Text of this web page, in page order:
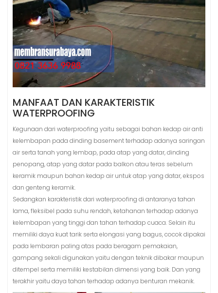
MANFAAT DAN KARAKTERISTIK
WATERPROOFING
Kegunaan dari waterproofing yaitu sebagai bahan kedap air anti
kelembapan pada dinding basement terhadap adanya saringan
air serta tanah yang lembap, pada atap yang datar, dinding
penopang, atap yang datar pada balkon atau teras sebelum
keramik maupun bahan kedap air untuk atap yang datar, ekspos
dan genteng keramik.
Sedangkan karakteristik dari waterproofing di antaranya tahan
lama, fleksibel pada suhu rendah, ketahanan terhadap adanya
kelembapan yang tinggi dan tahan terhadap cuaca. Selain itu
memiliki daya kuat tarik serta elongasi yang bagus, cocok dipakai
pada lembaran paling atas pada beragam pemakaian,
gampang sekali digunakan yaitu dengan teknik dibakar maupun
ditempel serta memiliki kestabilan dimensi yang baik. Dan yang
terakhir yaitu daya tahan terhadap adanya benturan mekanik.